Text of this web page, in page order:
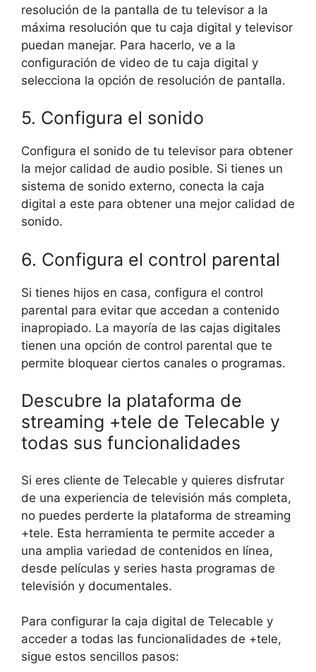
resolución de la pantalla de tu televisor a la
máxima resolución que tu caja digital y televisor
puedan manejar. Para hacerlo, ve a la
configuración de video de tu caja digital y
selecciona la opción de resolución de pantalla.
5. Configura el sonido
Configura el sonido de tu televisor para obtener
la mejor calidad de audio posible. Si tienes un
sistema de sonido externo, conecta la caja
digital a este para obtener una mejor calidad de
sonido.
6. Configura el control parental
Si tienes hijos en casa, configura el control
parental para evitar que accedan a contenido
inapropiado. La mayoría de las cajas digitales
tienen una opción de control parental que te
permite bloquear ciertos canales o programas.
Descubre la plataforma de
streaming +tele de Telecable y
todas sus funcionalidades
Si eres cliente de Telecable y quieres disfrutar
de una experiencia de televisión más completa,
no puedes perderte la plataforma de streaming
+tele. Esta herramienta te permite acceder a
una amplia variedad de contenidos en línea,
desde películas y series hasta programas de
televisión y documentales.
Para configurar la caja digital de Telecable y
acceder a todas las funcionalidades de +tele,
sigue estos sencillos pasos: